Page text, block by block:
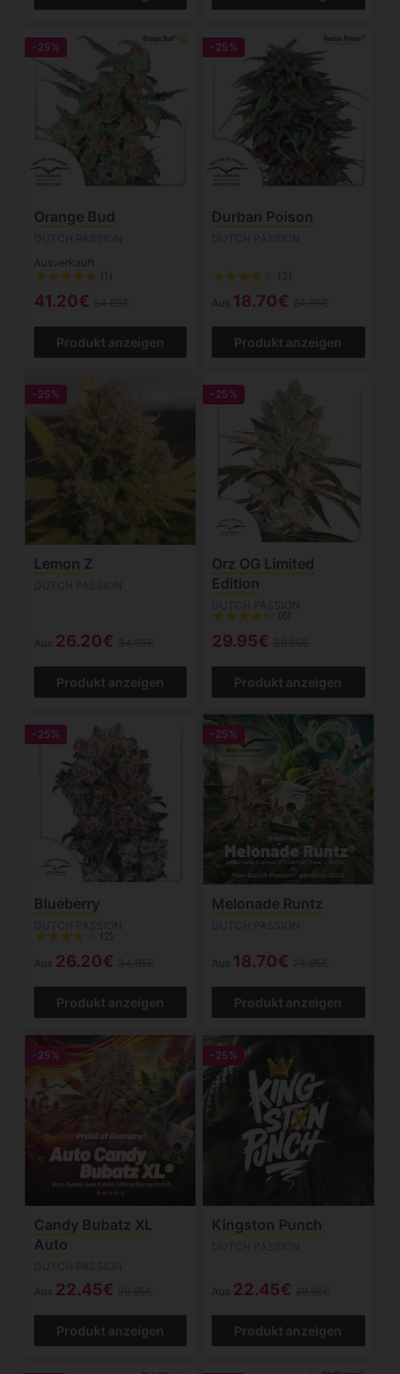
-25%
Orange Bud
Ausverkauft
(1)
41.20€
Produkt anzeigen
-25%
Durban Poison
(3)
Aus 18.70€
Produkt anzeigen
-25%
Lemon Z
Aus 26.20€
Produkt anzeigen
-25%
Orz OG Limited
Edition
(6)
29.95€
Produkt anzeigen
-25%
Blueberry
(2)
Aus 26.20€
Produkt anzeigen
-25%
Melonade Runtz
Aus 18.70€
Produkt anzeigen
-25%
Candy Bubatz XL
Auto
Aus 22.45€
Produkt anzeigen
-25%
Kingston Punch
Aus 22.45€
Produkt anzeigen